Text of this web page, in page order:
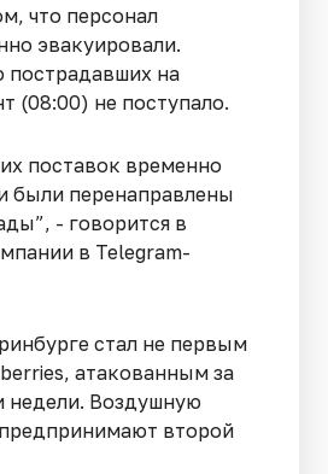
что персонал
эвакуировали.
на
(08:00) не поступало.
поставок временно
были перенаправлены
- говорится в
в Telegram-
стал не первым
атакованным за
недели. Воздушную
второй